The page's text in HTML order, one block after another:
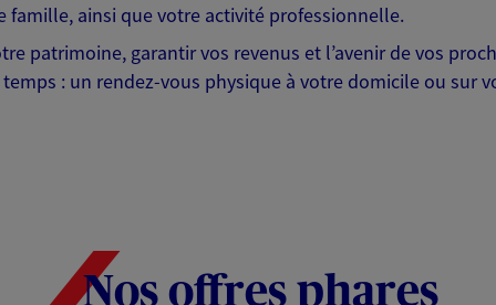
famille, ainsi que votre activité professionnelle.
patrimoine, garantir vos revenus et l’avenir de vos
: un rendez-vous physique à votre domicile ou sur
Nos offres phares